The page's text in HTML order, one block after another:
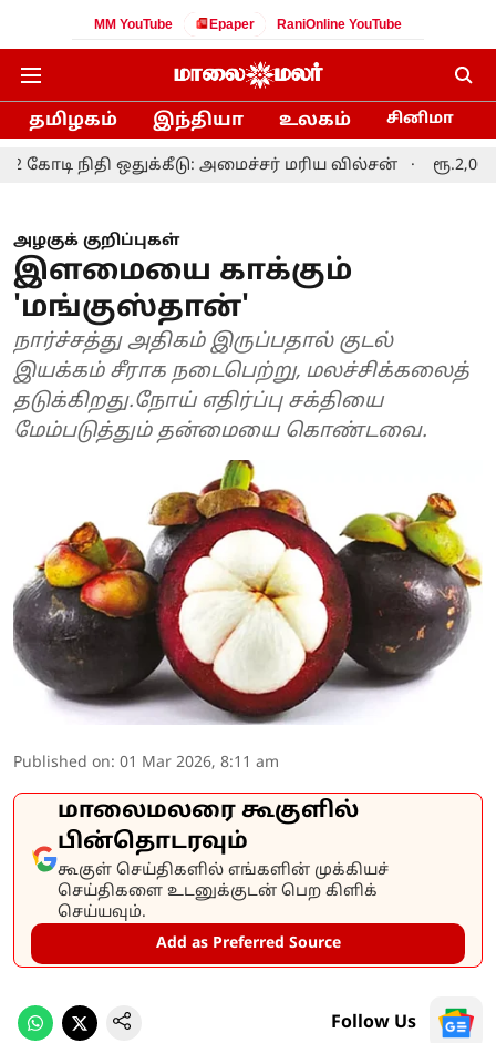
MM YouTube Epaper RaniOnline YouTube
தமிழகம் இந்தியா உலகம் சினிமா
ஒதுக்கீடு: அமைச்சர் மரிய வில்சன் ரூ.2,000 கோடி
அழகுக் குறிப்புகள்
இளமையை காக்கும்
'மங்குஸ்தான்'
நார்ச்சத்து அதிகம் இருப்பதால் குடல்
இயக்கம் சீராக நடைபெற்று, மலச்சிக்கலைத்
தடுக்கிறது.நோய் எதிர்ப்பு சக்தியை
மேம்படுத்தும் தன்மையை கொண்டவை.
Published on: 01 Mar 2026, 8:11 am
மாலைமலரை கூகுளில்
பின்தொடரவும்
கூகுள் செய்திகளில் எங்களின் முக்கியச்
செய்திகளை உடனுக்குடன் பெற கிளிக்
செய்யவும்.
Add as Preferred Source
Follow Us